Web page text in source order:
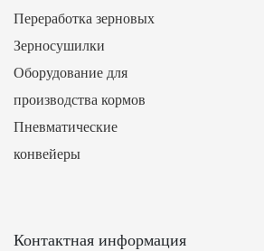
Переработка зерновых
Зерносушилки
Оборудование для
производства кормов
Пневматические
конвейеры
Контактная информация